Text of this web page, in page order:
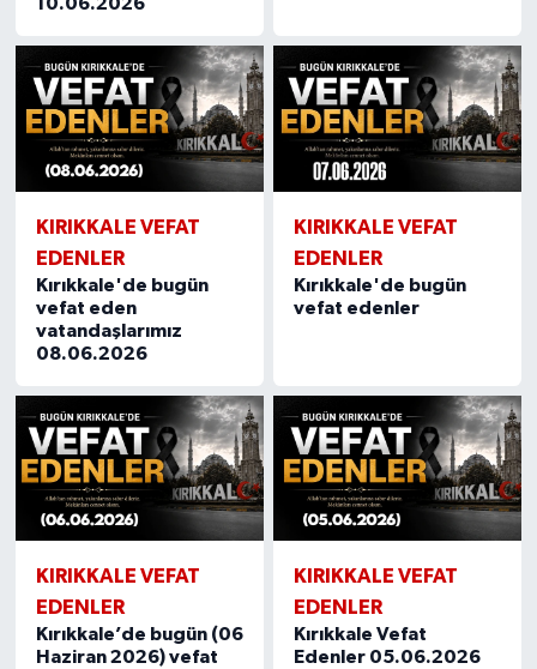
KIRIKKALE VEFAT
EDENLER
Kırıkkale'de bugün
vefat eden
vatandaşlarımız
08.06.2026
KIRIKKALE VEFAT
EDENLER
Kırıkkale'de bugün
vefat edenler
KIRIKKALE VEFAT
EDENLER
Kırıkkale’de bugün (06
Haziran 2026) vefat
KIRIKKALE VEFAT
EDENLER
Kırıkkale Vefat
Edenler 05.06.2026